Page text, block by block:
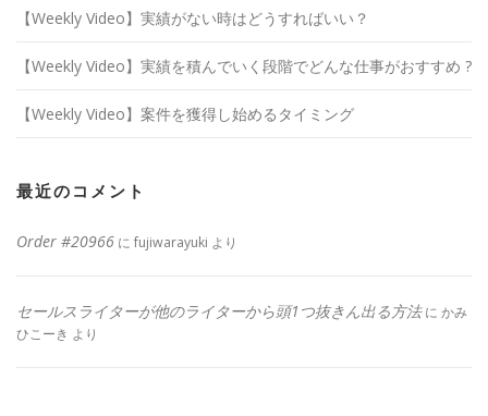
【Weekly Video】実績がない時はどうすればいい？
【Weekly Video】実績を積んでいく段階でどんな仕事がおすすめ ?
【Weekly Video】案件を獲得し始めるタイミング
最近のコメント
Order #20966 に fujiwarayuki より
セールスライターが他のライターから頭1つ抜きん出る方法に かみ
ひこーき より